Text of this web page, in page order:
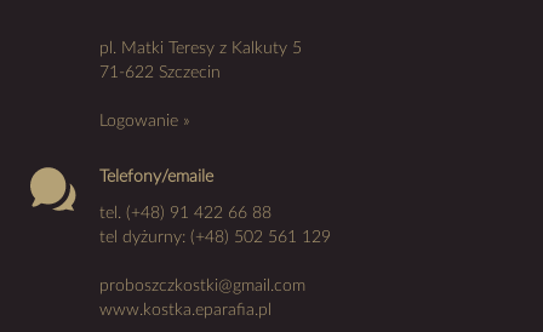
pl. Matki Teresy z Kalkuty 5
71-622 Szczecin
Logowanie »
Telefony/emaile
tel. (+48) 91 422 66 88
tel dyżurny: (+48) 502 561 129
proboszczkostki@gmail.com
www.kostka.eparafia.pl